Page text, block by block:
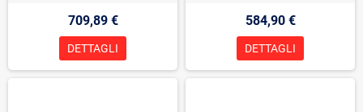
709,89 €
DETTAGLI
584,90 €
DETTAGLI